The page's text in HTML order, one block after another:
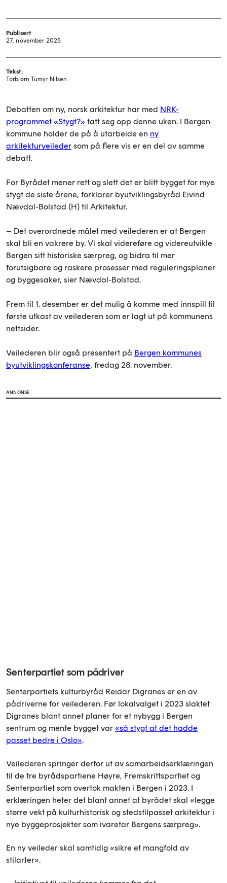
Publisert
27. november 2025
Tekst:
Torbjørn Tumyr Nilsen
Debatten om ny, norsk arkitektur har med NRK-
programmet «Stygt?» tatt seg opp denne uken. I Bergen
kommune holder de på å utarbeide en ny
arkitekturveileder som på flere vis er en del av samme
debatt.
For Byrådet mener rett og slett det er blitt bygget for mye
stygt de siste årene, forklarer byutviklingsbyråd Eivind
Nævdal-Bolstad (H) til Arkitektur.
– Det overordnede målet med veilederen er at Bergen
skal bli en vakrere by. Vi skal videreføre og videreutvikle
Bergen sitt historiske særpreg, og bidra til mer
forutsigbare og raskere prosesser med reguleringsplaner
og byggesaker, sier Nævdal-Bolstad.
Frem til 1. desember er det mulig å komme med innspill til
første utkast av veilederen som er lagt ut på kommunens
nettsider.
Veilederen blir også presentert på Bergen kommunes
byutviklingskonferanse, fredag 28. november.
ANNONSE
Senterpartiet som pådriver
Senterpartiets kulturbyråd Reidar Digranes er en av
pådriverne for veilederen. Før lokalvalget i 2023 slaktet
Digranes blant annet planer for et nybygg i Bergen
sentrum og mente bygget var «så stygt at det hadde
passet bedre i Oslo».
Veilederen springer derfor ut av samarbeidserklæringen
til de tre byrådspartiene Høyre, Fremskrittspartiet og
Senterpartiet som overtok makten i Bergen i 2023. I
erklæringen heter det blant annet at byrådet skal «legge
større vekt på kulturhistorisk og stedstilpasset arkitektur i
nye byggeprosjekter som ivaretar Bergens særpreg».
En ny veileder skal samtidig «sikre et mangfold av
stilarter».